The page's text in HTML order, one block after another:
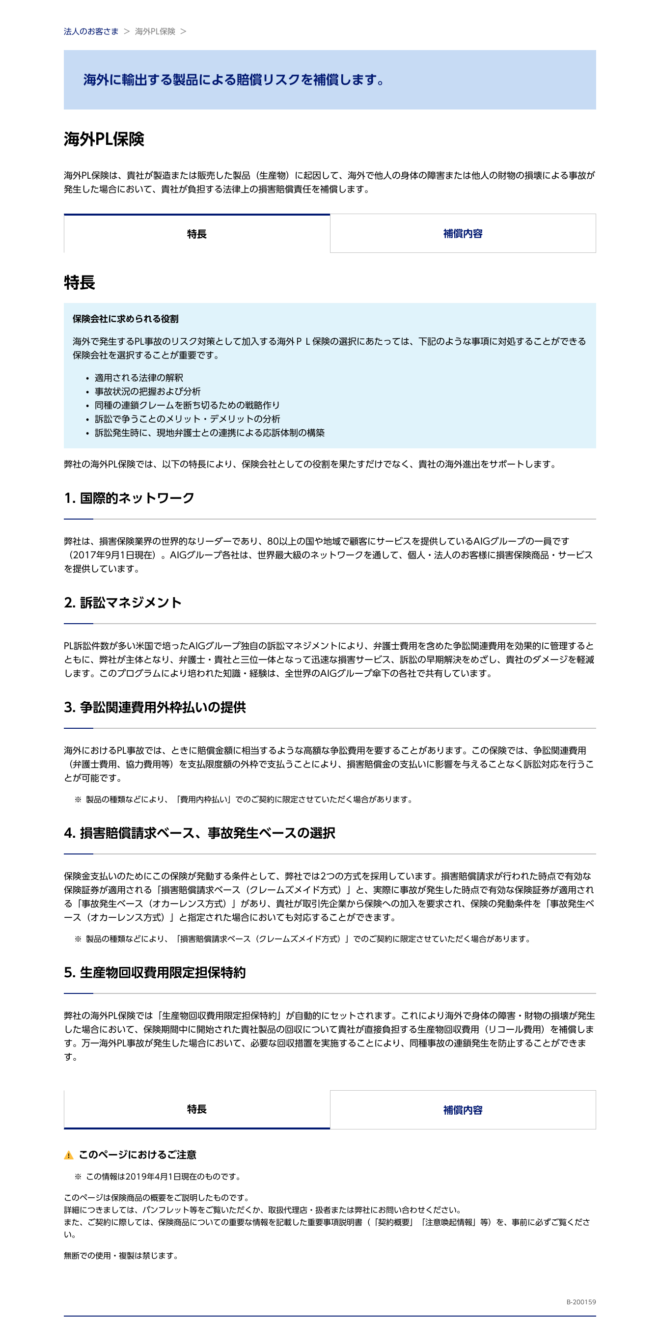
法人のお客さま 海外PL保険
海外に輸出する製品による賠償リスクを補償します。
海外PL保険
海外PL保険は、貴社が製造または販売した製品（生産物）に起因して、海外で他人の身体の障害または他人の財物の損壊による事故が
発生した場合において、貴社が負担する法律上の損害賠償責任を補償します。
特長 補償内容
特長
保険会社に求められる役割
海外で発生するPL事故のリスク対策として加入する海外ＰＬ保険の選択にあたっては、下記のような事項に対処することができる
保険会社を選択することが重要です。
適用される法律の解釈
事故状況の把握および分析
同種の連鎖クレームを断ち切るための戦略作り
訴訟で争うことのメリット・デメリットの分析
訴訟発生時に、現地弁護士との連携による応訴体制の構築
弊社の海外PL保険では、以下の特長により、保険会社としての役割を果たすだけでなく、貴社の海外進出をサポートします。
1. 国際的ネットワーク
弊社は、損害保険業界の世界的なリーダーであり、80以上の国や地域で顧客にサービスを提供しているAIGグループの一員です
（2017年9月1日現在）。AIGグループ各社は、世界最大級のネットワークを通して、個人・法人のお客様に損害保険商品・サービス
を提供しています。
2. 訴訟マネジメント
PL訴訟件数が多い米国で培ったAIGグループ独自の訴訟マネジメントにより、弁護士費用を含めた争訟関連費用を効果的に管理すると
ともに、弊社が主体となり、弁護士・貴社と三位一体となって迅速な損害サービス、訴訟の早期解決をめざし、貴社のダメージを軽減
します。このプログラムにより培われた知識・経験は、全世界のAIGグループ傘下の各社で共有しています。
3. 争訟関連費用外枠払いの提供
海外におけるPL事故では、ときに賠償金額に相当するような高額な争訟費用を要することがあります。この保険では、争訟関連費用
（弁護士費用、協力費用等）を支払限度額の外枠で支払うことにより、損害賠償金の支払いに影響を与えることなく訴訟対応を行うこ
とが可能です。
製品の種類などにより、「費用内枠払い」でのご契約に限定させていただく場合があります。
4. 損害賠償請求ベース、事故発生ベースの選択
保険金支払いのためにこの保険が発動する条件として、弊社では2つの方式を採用しています。損害賠償請求が行われた時点で有効な
保険証券が適用される「損害賠償請求ベース（クレームズメイド方式）」と、実際に事故が発生した時点で有効な保険証券が適用され
る「事故発生ベース（オカーレンス方式）」があり、貴社が取引先企業から保険への加入を要求され、保険の発動条件を「事故発生ベ
ース（オカーレンス方式）」と指定された場合においても対応することができます。
製品の種類などにより、「損害賠償請求ベース（クレームズメイド方式）」でのご契約に限定させていただく場合があります。
5. 生産物回収費用限定担保特約
弊社の海外PL保険では「生産物回収費用限定担保特約」が自動的にセットされます。これにより海外で身体の障害・財物の損壊が発生
した場合において、保険期間中に開始された貴社製品の回収について貴社が直接負担する生産物回収費用（リコール費用）を補償しま
す。万一海外PL事故が発生した場合において、必要な回収措置を実施することにより、同種事故の連鎖発生を防止することができま
す。
特長 補償内容
このページにおけるご注意
この情報は2019年4月1日現在のものです。
このページは保険商品の概要をご説明したものです。
詳細につきましては、パンフレット等をご覧いただくか、取扱代理店・扱者または弊社にお問い合わせください。
また、ご契約に際しては、保険商品についての重要な情報を記載した重要事項説明書（「契約概要」「注意喚起情報」等）を、事前に必ずご覧くださ
い。
無断での使用・複製は禁じます。
B-200159